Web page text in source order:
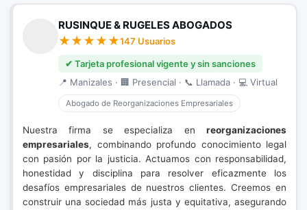
RUSINQUE & RUGELES ABOGADOS
147 Usuarios
✔ Tarjeta profesional vigente y sin sanciones
📍 Manizales · 🏢 Presencial · 📞 Llamada · 💻 Virtual
Abogado de Reorganizaciones Empresariales
Nuestra firma se especializa en reorganizaciones
empresariales, combinando profundo conocimiento legal
con pasión por la justicia. Actuamos con responsabilidad,
honestidad y disciplina para resolver eficazmente los
desafíos empresariales de nuestros clientes. Creemos en
construir una sociedad más justa y equitativa, asegurando